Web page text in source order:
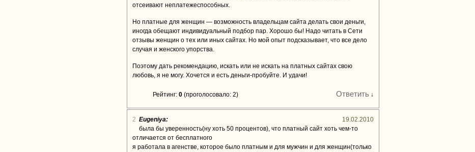
отсеивают неплатежеспособных.
Но платные для женщин — возможность владельцам сайта делать свои деньги,
иногда обещают индивидуальный подбор пар. Хорошо бы! Надо читать в Сети
отзывы женщин о тех или иных сайтах. Но мой опыт подсказывает, что все дело
случая и женского упорства.
Поэтому дать рекомендацию, искать или не искать на платных сайтах свою
любовь, я не могу. Хочется и есть деньги-пробуйте. И удачи!
Рейтинг: 0 (проголосовало: 2) Ответить ↓
2 Eugeniya:
19.02.2010
была бы уверенность(ну хоть 50 процентов), что платный сайт хоть чем-то
отличается от бесплатного
я работала в агенстве, которое было платным и для мужчин и для женщин(только